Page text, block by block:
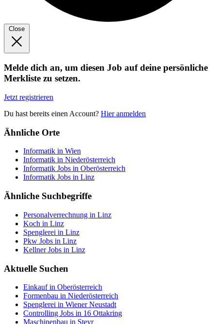
Close
Melde dich an, um diesen Job auf deine persönliche
Merkliste zu setzen.
Jetzt registrieren
Du hast bereits einen Account? Hier anmelden
Ähnliche Orte
Informatik in Wien
Informatik in Niederösterreich
Informatik Jobs in Oberösterreich
Informatik Jobs in Linz
Ähnliche Suchbegriffe
Personalverrechnung in Linz
Koch in Linz
Spenglerei in Linz
Pkw Jobs in Linz
Kellner Jobs in Linz
Aktuelle Suchen
Einkauf in Oberösterreich
Formenbau in Niederösterreich
Spenglerei in Wiener Neustadt
Controlling Jobs in 16 Ottakring
Maschinenbau in Steyr